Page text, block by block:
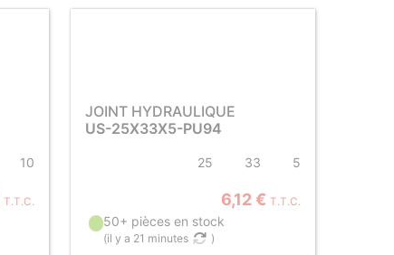
10
T.T.C.
JOINT HYDRAULIQUE
US-25X33X5-PU94
25 33 5
6,12 € T.T.C.
50+ pièces en stock
(il y a 21 minutes )